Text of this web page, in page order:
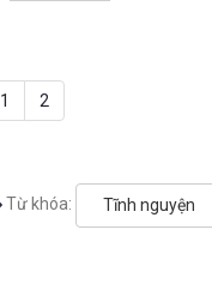
1 2
Từ khóa: Tĩnh nguyện